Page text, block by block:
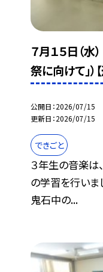
７月１５日（
祭に向けて」）
公開日 2026/07/15
更新日 2026/07/15
できごと
３年生の音楽は
の学習を行いま
鬼石中の...